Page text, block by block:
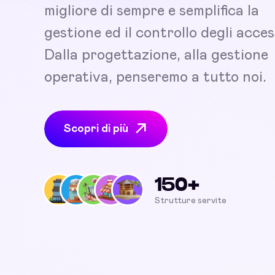
migliore di sempre e semplifica la
gestione ed il controllo degli
Dalla progettazione, alla gestione
operativa, penseremo a tutto noi.
Scopri di più
150+
Strutture servite